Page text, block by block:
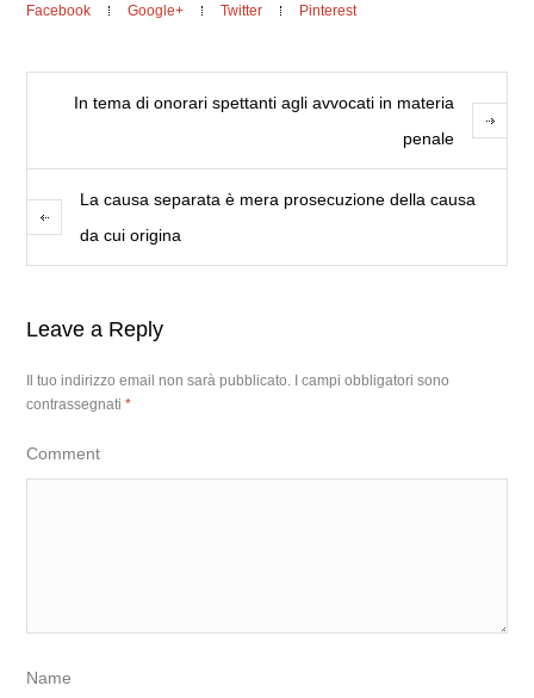
Facebook Google+ Twitter Pinterest
In tema di onorari spettanti agli avvocati in materia
penale
La causa separata è mera prosecuzione della causa
da cui origina
Leave a Reply
Il tuo indirizzo email non sarà pubblicato.
I campi obbligatori sono
contrassegnati*
Comment
Name